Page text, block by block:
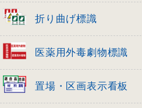
折り曲げ標識
医薬用外毒劇物標識
置場・区画表示看板